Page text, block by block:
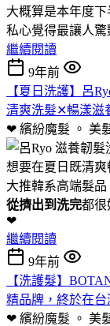
大概算是本年度下
私心覺得最讓人
繼續閱讀
9年前
【夏日洗護】呂
清爽洗髮✕暢漾滋
❤ 繽紛魔髮 。 美
想要在夏日既清
大推韓系高端髮品
從擠出到洗完都很
❤
繼續閱讀
9年前
【洗護髮】
精品牌，終於在台
❤ 繽紛魔髮 。 美